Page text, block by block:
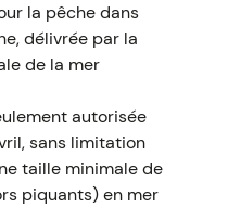
la pêche dans
délivrée par la
de la mer
autorisée
sans limitation
taille minimale de
piquants) en mer